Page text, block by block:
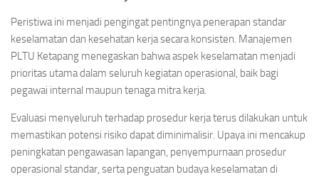
Peristiwa ini menjadi pengingat pentingnya penerapan standar
keselamatan dan kesehatan kerja secara konsisten. Manajemen
PLTU Ketapang menegaskan bahwa aspek keselamatan menjadi
prioritas utama dalam seluruh kegiatan operasional, baik bagi
pegawai internal maupun tenaga mitra kerja.
Evaluasi menyeluruh terhadap prosedur kerja terus dilakukan untuk
memastikan potensi risiko dapat diminimalisir. Upaya ini mencakup
peningkatan pengawasan lapangan, penyempurnaan prosedur
operasional standar, serta penguatan budaya keselamatan di